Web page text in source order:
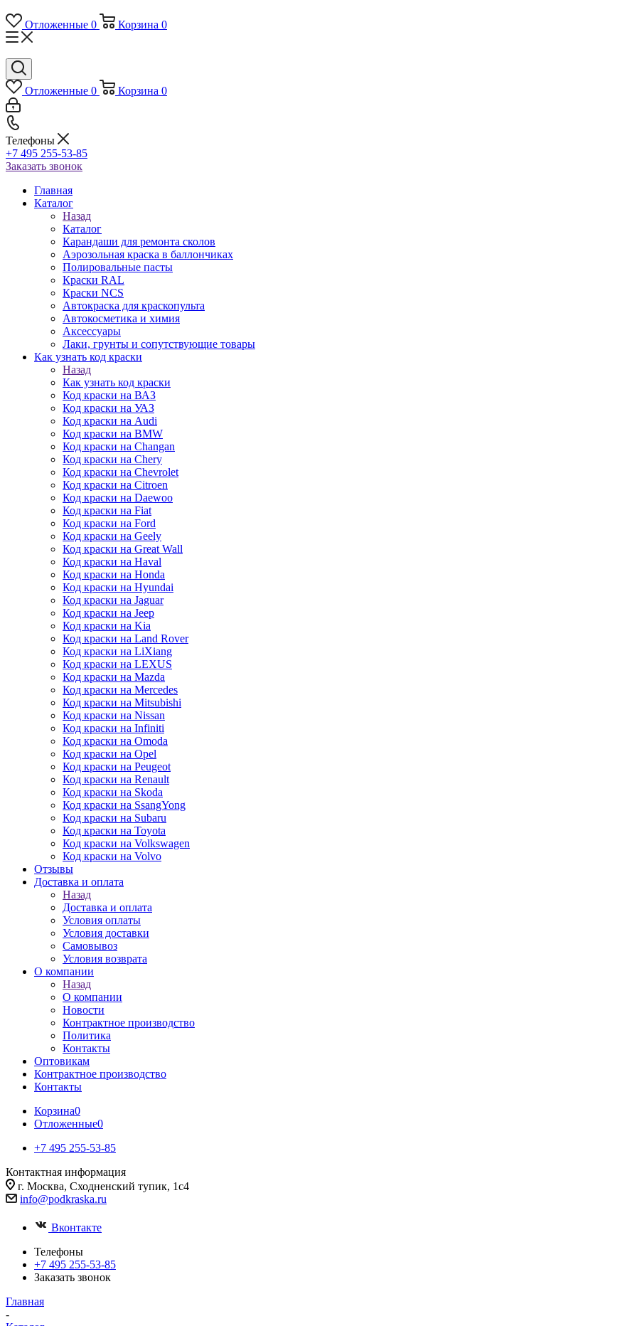
Отложенные 0 Корзина 0
Отложенные 0 Корзина 0
Телефоны
+7 495 255-53-85
Заказать звонок
Главная
Каталог
Назад
Каталог
Карандаши для ремонта сколов
Аэрозольная краска в баллончиках
Полировальные пасты
Краски RAL
Краски NCS
Автокраска для краскопульта
Автокосметика и химия
Аксессуары
Лаки, грунты и сопутствующие товары
Как узнать код краски
Назад
Как узнать код краски
Код краски на ВАЗ
Код краски на УАЗ
Код краски на Audi
Код краски на BMW
Код краски на Changan
Код краски на Chery
Код краски на Chevrolet
Код краски на Citroen
Код краски на Daewoo
Код краски на Fiat
Код краски на Ford
Код краски на Geely
Код краски на Great Wall
Код краски на Haval
Код краски на Honda
Код краски на Hyundai
Код краски на Jaguar
Код краски на Jeep
Код краски на Kia
Код краски на Land Rover
Код краски на LiXiang
Код краски на LEXUS
Код краски на Mazda
Код краски на Mercedes
Код краски на Mitsubishi
Код краски на Nissan
Код краски на Infiniti
Код краски на Omoda
Код краски на Opel
Код краски на Peugeot
Код краски на Renault
Код краски на Skoda
Код краски на SsangYong
Код краски на Subaru
Код краски на Toyota
Код краски на Volkswagen
Код краски на Volvo
Отзывы
Доставка и оплата
Назад
Доставка и оплата
Условия оплаты
Условия доставки
Самовывоз
Условия возврата
О компании
Назад
О компании
Новости
Контрактное производство
Политика
Контакты
Оптовикам
Контрактное производство
Контакты
Корзина0
Отложенные0
+7 495 255-53-85
Контактная информация
г. Москва, Сходненский тупик, 1с4
info@podkraska.ru
Вконтакте
Телефоны
+7 495 255-53-85
Заказать звонок
Главная
-